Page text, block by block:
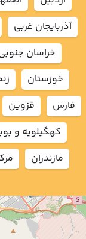
آذربايجان غربي
خراسان
خوزستان
فارس
قزوين
كهگيلويه و
مازندران